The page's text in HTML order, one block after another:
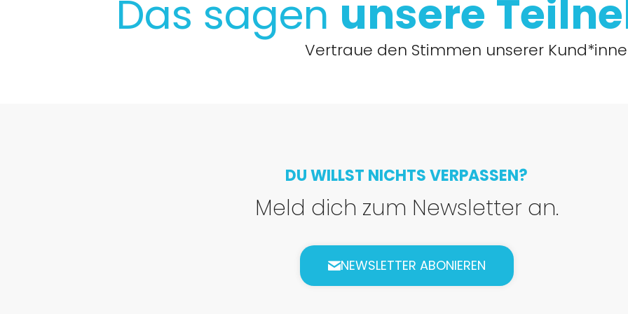
Das sagen unsere
Vertraue den Stimmen unserer
DU WILLST NICHTS VERPASSEN?
Meld dich zum Newsletter an.
NEWSLETTER ABONIEREN